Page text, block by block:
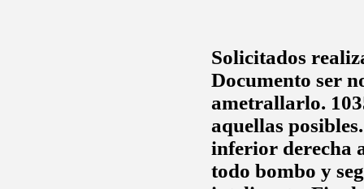
Solicitados
Documento ser
ametrallarlo.
aquellas
inferior derecha
todo bombo y